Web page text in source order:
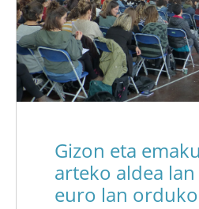
Gizon eta
arteko aldea
euro lan orduko